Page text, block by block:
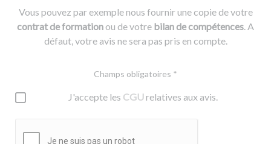
Vous pouvez par exemple nous fournir une copie de votre
contrat de formationou de votre bilan de compétences. A
défaut, votre avis ne sera pas pris en compte.
Champs obligatoires *
J'accepte les CGUrelatives aux avis.